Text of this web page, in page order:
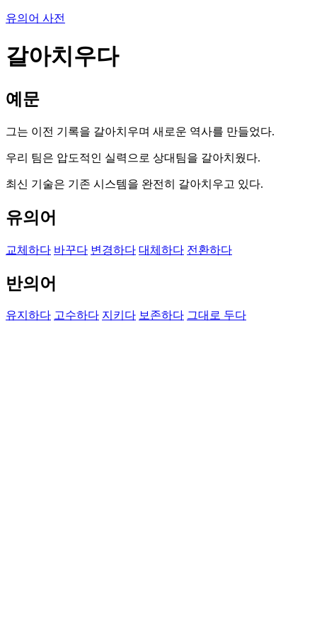
유의어 사전
갈아치우다
예문
그는 이전 기록을 갈아치우며 새로운 역사를 만들었다.
우리 팀은 압도적인 실력으로 상대팀을 갈아치웠다.
최신 기술은 기존 시스템을 완전히 갈아치우고 있다.
유의어
교체하다 바꾸다 변경하다 대체하다 전환하다
반의어
유지하다 고수하다 지키다 보존하다 그대로 두다